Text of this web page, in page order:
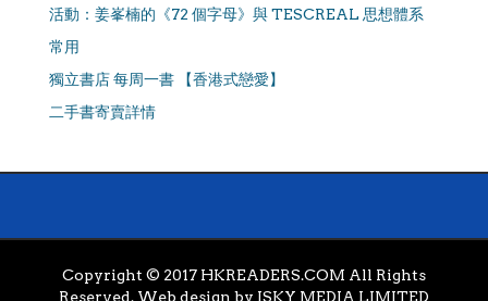
活動：姜峯楠的《72 個字母》與 TESCREAL 思想體系
常用
獨立書店 每周一書 【香港式戀愛】
二手書寄賣詳情
Copyright © 2017 HKREADERS.COM All Rights
Reserved. Web design by ISKY MEDIA LIMITED